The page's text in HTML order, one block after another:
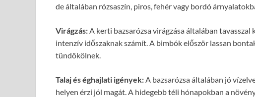
de általában rózsaszín, piros, fehér vagy bordó
Virágzás:A kerti bazsarózsa virágzása általában
intenzív időszaknak számít. A bimbók először lassan
tündökölnek.
Talaj és éghajlati igények:A bazsarózsa általában jó
helyen érzi jól magát. A hidegebb téli hónapokban a